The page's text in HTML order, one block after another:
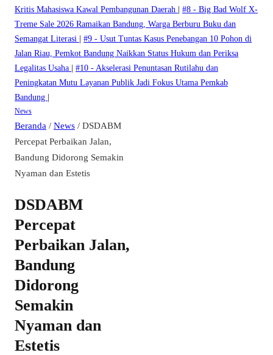
Kritis Mahasiswa Kawal Pembangunan Daerah
#8 - Big Bad Wolf X-
Treme Sale 2026 Ramaikan Bandung, Warga Berburu Buku dan
Semangat Literasi
#9 - Usut Tuntas Kasus Penebangan 10 Pohon di
Jalan Riau, Pemkot Bandung Naikkan Status Hukum dan Periksa
Legalitas Usaha
#10 - Akselerasi Penuntasan Rutilahu dan
Peningkatan Mutu Layanan Publik Jadi Fokus Utama Pemkab
Bandung
News
Beranda / News / DSDABM
Percepat Perbaikan Jalan,
Bandung Didorong Semakin
Nyaman dan Estetis
DSDABM
Percepat
Perbaikan Jalan,
Bandung
Didorong
Semakin
Nyaman dan
Estetis